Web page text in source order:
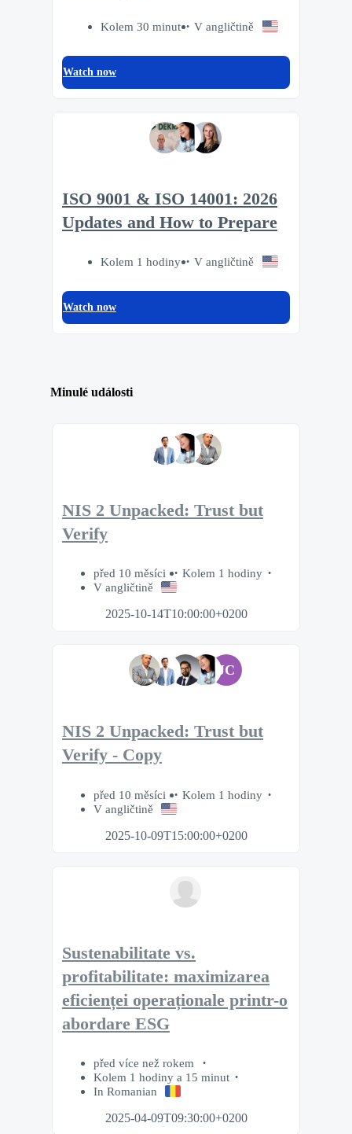
Kolem 30 minut V angličtině
Watch now
ISO 9001 & ISO 14001: 2026
Updates and How to Prepare
Kolem 1 hodiny V angličtině
Watch now
Minulé události
NIS 2 Unpacked: Trust but
Verify
před 10 měsíci
Kolem 1 hodiny
V angličtině
2025-10-14T10:00:00+0200
JC
NIS 2 Unpacked: Trust but
Verify - Copy
před 10 měsíci
Kolem 1 hodiny
V angličtině
2025-10-09T15:00:00+0200
Sustenabilitate vs.
profitabilitate: maximizarea
eficienței operaționale printr-o
abordare ESG
před více než rokem
Kolem 1 hodiny a 15 minut
In Romanian
2025-04-09T09:30:00+0200